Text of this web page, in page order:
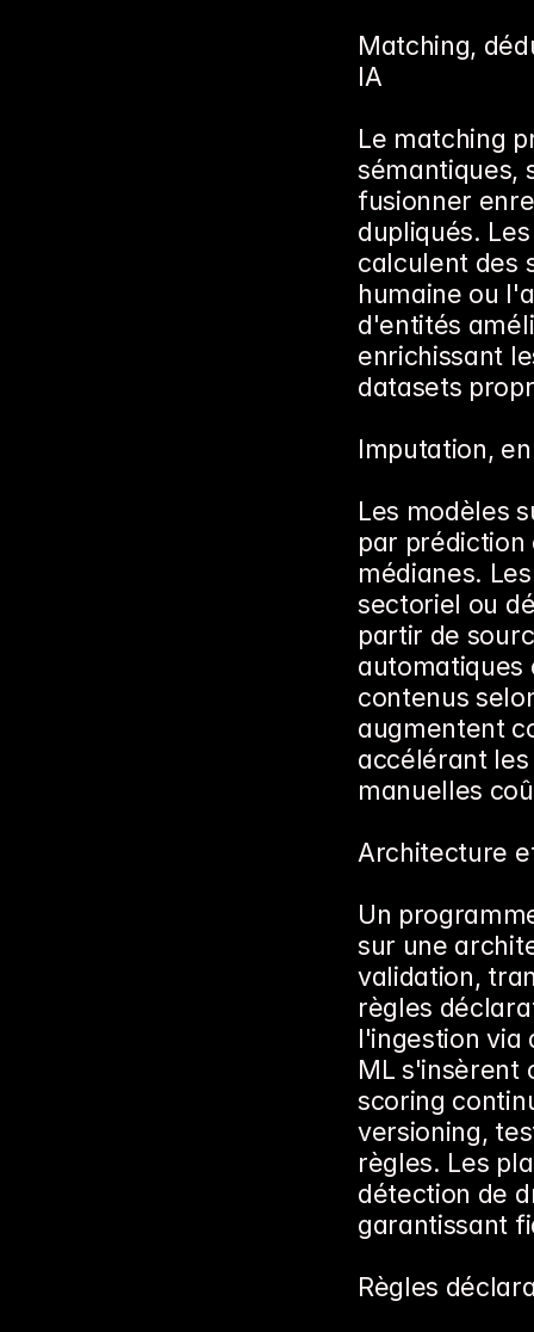
Matching,
IA
Le matching
sémantiques,
fusionner
dupliqués.
calculent des
humaine ou
d'entités
enrichissant
datasets
Imputation,
Les modèles
par
médianes.
sectoriel ou
partir de
automatiques
contenus
augmentent
accélérant
manuelles
Architecture
Un
sur une
validation,
règles
l'ingestion via
ML s'insèrent
scoring
versioning,
règles. Les
détection de
garantissant
Règles